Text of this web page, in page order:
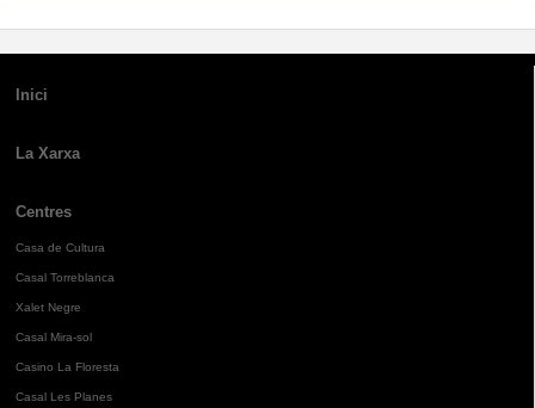
Inici
La Xarxa
Centres
Casa de Cultura
Casal Torreblanca
Xalet Negre
Casal Mira-sol
Casino La Floresta
Casal Les Planes